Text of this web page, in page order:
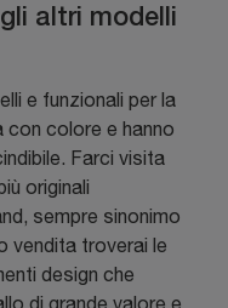
altri modelli
e funzionali per la
colore e hanno
Farci visita
originali
sempre sinonimo
vendita troverai le
design che
di grande valore e